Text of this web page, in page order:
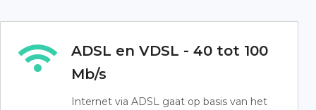
ADSL en VDSL - 40 tot 100
Mb/s
Internet via ADSL gaat op basis van het